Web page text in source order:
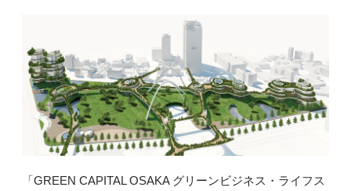
「GREEN CAPITAL OSAKA グリーンビジネス・ライフス